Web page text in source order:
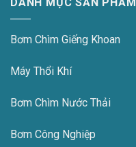
Bơm Chìm Giếng Khoan
Máy Thổi Khí
Bơm Chìm Nước Thải
Bơm Công Nghiệp